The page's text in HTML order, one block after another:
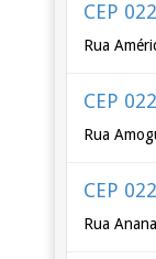
CEP
Rua
CEP
Rua
CEP
Rua